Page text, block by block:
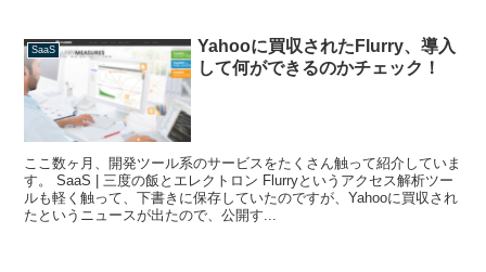
SaaS
Yahooに買収されたFlurry、導入
して何ができるのかチェック！
ここ数ヶ月、開発ツール系のサービスをたくさん触って紹介していま
す。 SaaS | 三度の飯とエレクトロン Flurryというアクセス解析ツー
ルも軽く触って、下書きに保存していたのですが、Yahooに買収され
たというニュースが出たので、公開す...